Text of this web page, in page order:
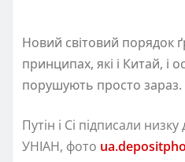
Новий світовий порядок
принципах, які і Китай, і
порушують просто зараз.
Путін і Сі підписали
УНІАН, фото